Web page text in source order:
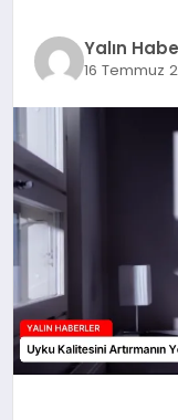
YAŞAM
TEKNOLOJİ
MAGAZİN
SAĞLIK
Yalın
16 Temmuz